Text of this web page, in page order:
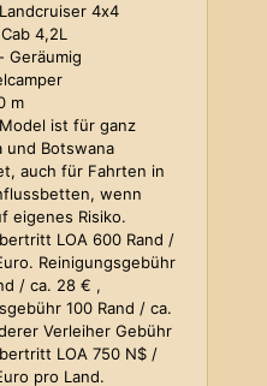
4x4
4,2L
Geräumig
m
ist für ganz
und Botswana
auch für Fahrten in
wenn
eigenes Risiko.
LOA 600 Rand /
Reinigungsgebühr
/ ca. 28 € ,
100 Rand / ca.
Verleiher Gebühr
LOA 750 N$ /
pro Land.